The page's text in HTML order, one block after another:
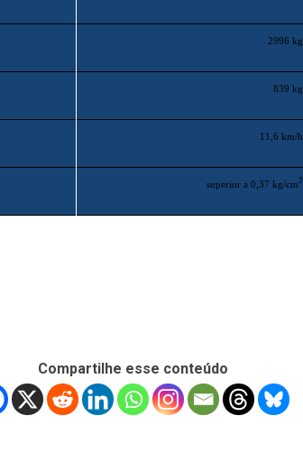
2996 kg
839 kg
11,6 km/h
superior a 0,37 kg/cm2
Compartilhe esse conteúdo